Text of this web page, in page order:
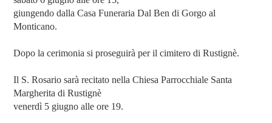
giungendo dalla Casa Funeraria Dal Ben di Gorgo al
Monticano.
Dopo la cerimonia si proseguirà per il cimitero di Rustignè.
Il S. Rosario sarà recitato nella Chiesa Parrocchiale Santa
Margherita di Rustignè
venerdì 5 giugno alle ore 19.